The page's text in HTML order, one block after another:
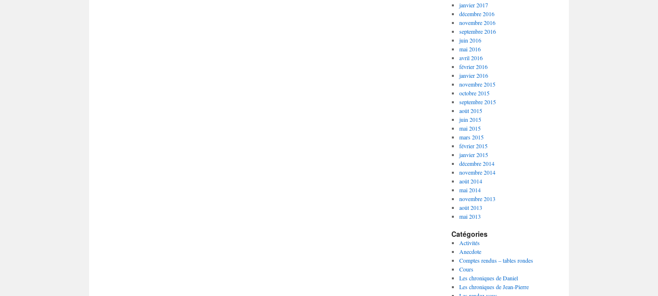
janvier 2017
décembre 2016
novembre 2016
septembre 2016
juin 2016
mai 2016
avril 2016
février 2016
janvier 2016
novembre 2015
octobre 2015
septembre 2015
août 2015
juin 2015
mai 2015
mars 2015
février 2015
janvier 2015
décembre 2014
novembre 2014
août 2014
mai 2014
novembre 2013
août 2013
mai 2013
Catégories
Activités
Anecdote
Comptes rendus – tables rondes
Cours
Les chroniques de Daniel
Les chroniques de Jean-Pierre